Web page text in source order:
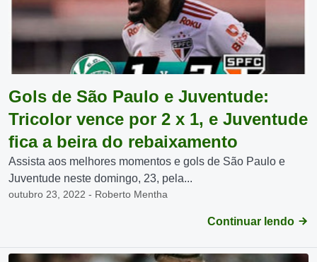
Gols de São Paulo e Juventude:
Tricolor vence por 2 x 1, e Juventude
fica a beira do rebaixamento
Assista aos melhores momentos e gols de São Paulo e
Juventude neste domingo, 23, pela...
outubro 23, 2022 - Roberto Mentha
Continuar lendo